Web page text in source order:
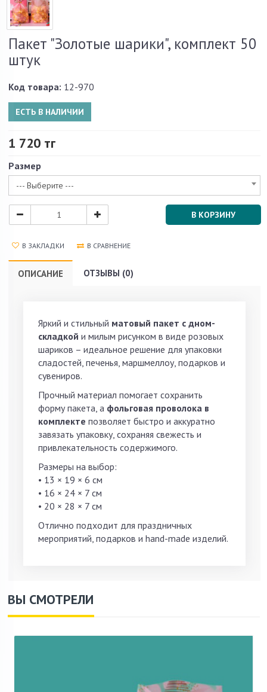
Пакет "Золотые шарики", комплект 50
штук
Код товара: 12-970
ЕСТЬ В НАЛИЧИИ
1 720 тг
Размер
--- Выберите ---
В КОРЗИНУ
В ЗАКЛАДКИ В СРАВНЕНИЕ
ОПИСАНИЕ ОТЗЫВЫ (0)
Яркий и стильный матовый пакет с дном-
складкой и милым рисунком в виде розовых
шариков – идеальное решение для упаковки
сладостей, печенья, маршмеллоу, подарков и
сувениров.
Прочный материал помогает сохранить
форму пакета, а фольговая проволока в
комплекте позволяет быстро и аккуратно
завязать упаковку, сохраняя свежесть и
привлекательность содержимого.
Размеры на выбор:
• 13 × 19 × 6 см
• 16 × 24 × 7 см
• 20 × 28 × 7 см
Отлично подходит для праздничных
мероприятий, подарков и hand-made изделий.
ВЫ СМОТРЕЛИ